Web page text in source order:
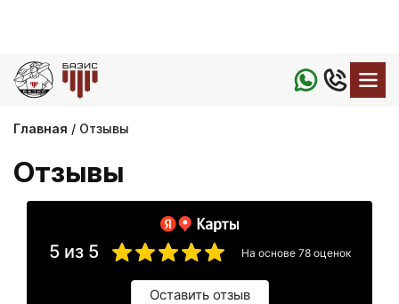
Главная Отзывы
Отзывы
5 из 5 На основе 78 оценок
Оставить отзыв